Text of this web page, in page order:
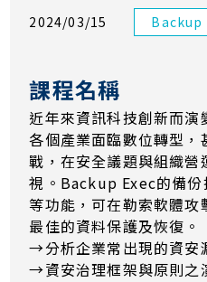
2024/03/15 Backup
課程名稱
近年來資訊科技創新而演
各個產業面臨數位轉型，
戰，在安全議題與組織營
視。Backup Exec的備
等功能，可在勒索軟體攻
最佳的資料保護及恢復。
→分析企業常出現的資安
→資安治理框架與原則之